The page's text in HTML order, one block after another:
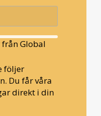
från Global
följer
Du får våra
direkt i din